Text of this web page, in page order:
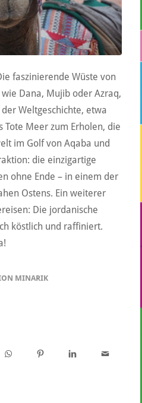
faszinierende Wüste von
Dana, Mujib oder Azraq,
Weltgeschichte, etwa
Tote Meer zum Erholen, die
im Golf von Aqaba und
die einzigartige
ohne Ende – in einem der
Ostens. Ein weiterer
Die jordanische
köstlich und raffiniert.
MINARIK